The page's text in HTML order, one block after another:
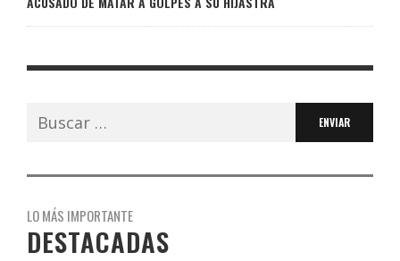
Buscar:
LO MÁS IMPORTANTE
DESTACADAS